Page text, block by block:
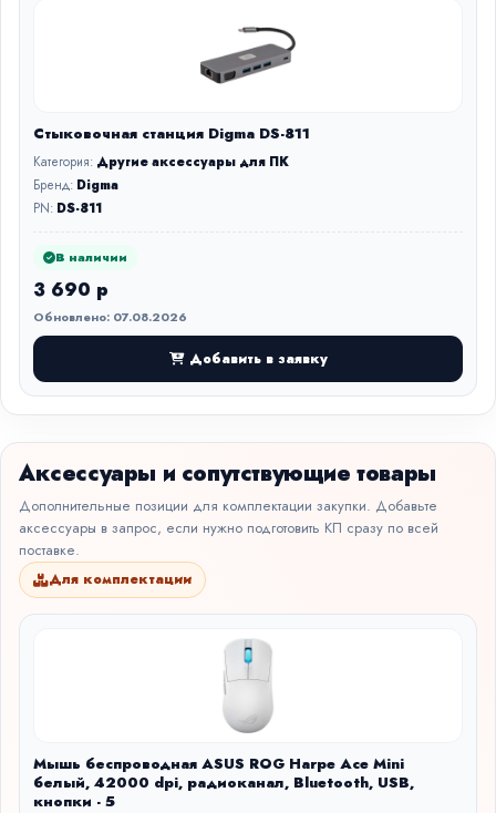
Стыковочная станция Digma DS-811
Категория: Другие аксессуары для ПК
Бренд: Digma
PN: DS-811
В наличии
3 690 р
Обновлено: 07.08.2026
Добавить в заявку
Аксессуары и сопутствующие товары
Дополнительные позиции для комплектации закупки. Добавьте
аксессуары в запрос, если нужно подготовить КП сразу по всей
поставке.
Для комплектации
Мышь беспроводная ASUS ROG Harpe Ace Mini
белый, 42000 dpi, радиоканал, Bluetooth, USB,
кнопки - 5